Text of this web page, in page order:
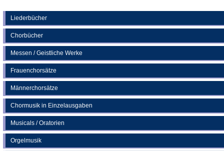
Liederbücher
Chorbücher
Messen / Geistliche Werke
Frauenchorsätze
Männerchorsätze
Chormusik in Einzelausgaben
Musicals / Oratorien
Orgelmusik